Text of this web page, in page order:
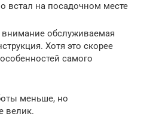
встал на посадочном месте
обслуживаемая
Хотя это скорее
самого
меньше, но
велик.